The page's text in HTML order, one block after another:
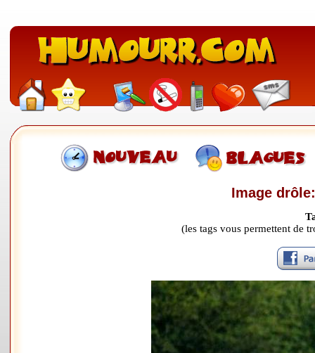
Image
(les tags vous permettent de